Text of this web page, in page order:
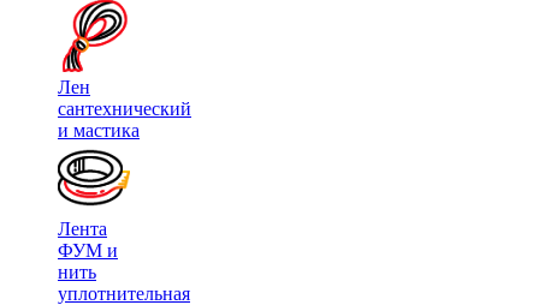
Лен
сантехнический
и мастика
Лента
ФУМ и
нить
уплотнительная